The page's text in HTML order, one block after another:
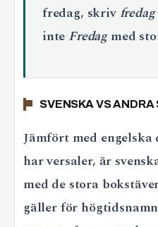
fredag, skriv fredag
inte Fredagmed
SVENSKA VS ANDRA
Jämfört med engelska
har versaler, är
med de stora
gäller för